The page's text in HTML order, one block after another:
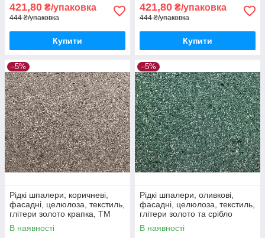
421,80 ₴/упаковка
444 ₴/упаковка
Купити
421,80 ₴/упаковка
444 ₴/упаковка
Купити
–5%
Рідкі шпалери, коричневі,
фасадні, целюлоза, текстиль,
глітери золото крапка, ТМ
"Макс-Колор", Тип Ф/11
В наявності
–5%
Рідкі шпалери, оливкові,
фасадні, целюлоза, текстиль,
глітери золото та срібло
крапка, ТМ "Макс-Колор",
Тип Ф/12
В наявності